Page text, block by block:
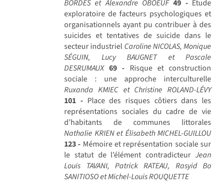
BORDES et Alexandre OBOEUF 49 -Étude
exploratoire de facteurs psychologiques et
organisationnels ayant pu contribuer à des
suicides et tentatives de suicide dans le
secteur industriel Caroline NICOLAS, Monique
SÉGUIN, Lucy BAUGNET et Pascale
DESRUMAUX 69 - Risque et construction
sociale : une approche interculturelle
Ruxanda KMIEC et Christine ROLAND-LÉVY
101 -Place des risques côtiers dans les
représentations sociales du cadre de vie
d’habitants de communes littorales
Nathalie KRIEN et Élisabeth MICHEL-GUILLOU
123 - Mémoire et représentation sociale sur
le statut de l’élément contradicteur Jean
Louis TAVANI, Patrick RATEAU, Rasyid Bo
SANITIOSO et Michel-Louis ROUQUETTE